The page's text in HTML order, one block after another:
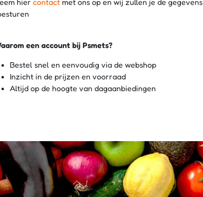
hier contact met ons op en wij zullen je de gegevens
een account bij Psmets?
Bestel snel en eenvoudig via de webshop
Inzicht in de prijzen en voorraad
Altijd op de hoogte van dagaanbiedingen